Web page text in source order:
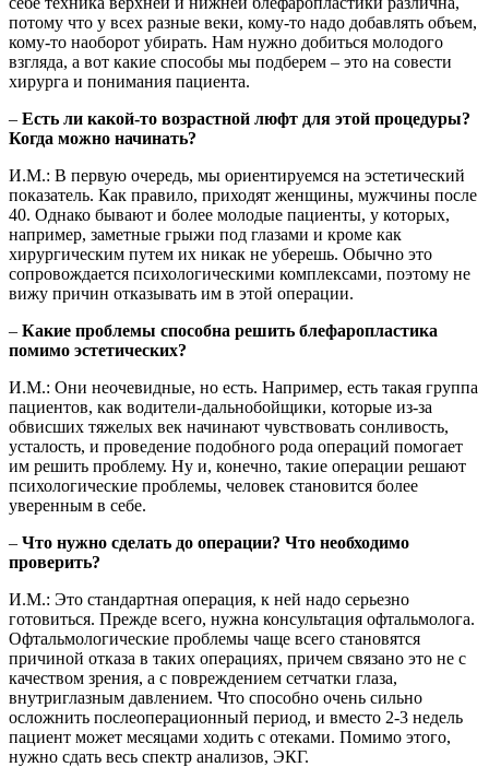
потому что у всех разные веки, кому-то надо добавлять объем,
кому-то наоборот убирать. Нам нужно добиться молодого
взгляда, а вот какие способы мы подберем – это на совести
хирурга и понимания пациента.
– Есть ли какой-то возрастной люфт для этой процедуры?
Когда можно начинать?
И.М.: В первую очередь, мы ориентируемся на эстетический
показатель. Как правило, приходят женщины, мужчины после
40. Однако бывают и более молодые пациенты, у которых,
например, заметные грыжи под глазами и кроме как
хирургическим путем их никак не уберешь. Обычно это
сопровождается психологическими комплексами, поэтому не
вижу причин отказывать им в этой операции.
– Какие проблемы способна решить блефаропластика
помимо эстетических?
И.М.: Они неочевидные, но есть. Например, есть такая группа
пациентов, как водители-дальнобойщики, которые из-за
обвисших тяжелых век начинают чувствовать сонливость,
усталость, и проведение подобного рода операций помогает
им решить проблему. Ну и, конечно, такие операции решают
психологические проблемы, человек становится более
уверенным в себе.
– Что нужно сделать до операции? Что необходимо
проверить?
И.М.: Это стандартная операция, к ней надо серьезно
готовиться. Прежде всего, нужна консультация офтальмолога.
Офтальмологические проблемы чаще всего становятся
причиной отказа в таких операциях, причем связано это не с
качеством зрения, а с повреждением сетчатки глаза,
внутриглазным давлением. Что способно очень сильно
осложнить послеоперационный период, и вместо 2-3 недель
пациент может месяцами ходить с отеками. Помимо этого,
нужно сдать весь спектр анализов, ЭКГ.